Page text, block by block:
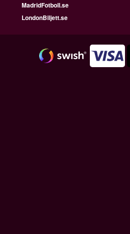
MadridFotboll.se
LondonBiljett.se